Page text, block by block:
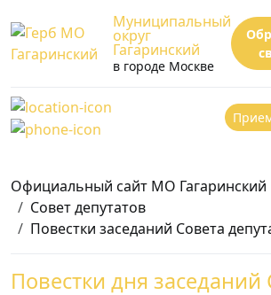
Муниципальный
округ
Гагаринский
в городе Москве
Официальный сайт МО Гагаринский
Совет депутатов
Повестки заседаний Совета
Повестки дня заседаний